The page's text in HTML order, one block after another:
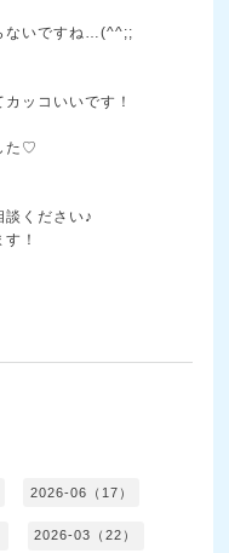
ないですね…(^^;;
ッコいいです！
た♡
ください♪
！
2026-06（17）
2026-03（22）